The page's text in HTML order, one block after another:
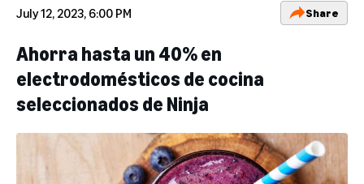
July 12, 2023, 6:00 PM Share
Ahorra hasta un 40% en
electrodomésticos de cocina
seleccionados de Ninja